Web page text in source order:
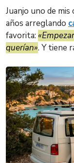
Juanjo uno de
años arreglando
favorita:
querían». Y tiene